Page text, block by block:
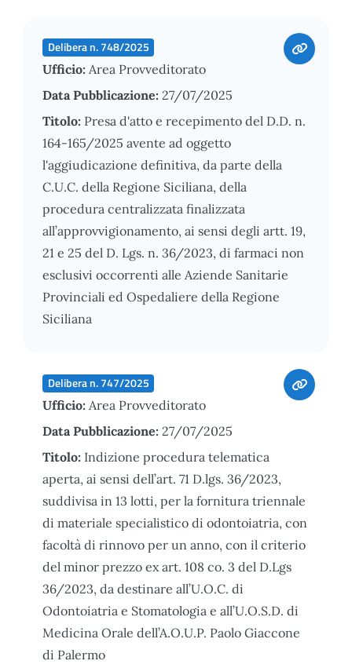
Delibera n. 748/2025
Ufficio: Area Provveditorato
Data Pubblicazione: 27/07/2025
Titolo: Presa d'atto e recepimento del D.D. n.
164-165/2025 avente ad oggetto
l'aggiudicazione definitiva, da parte della
C.U.C. della Regione Siciliana, della
procedura centralizzata finalizzata
all’approvvigionamento, ai sensi degli artt. 19,
21 e 25 del D. Lgs. n. 36/2023, di farmaci non
esclusivi occorrenti alle Aziende Sanitarie
Provinciali ed Ospedaliere della Regione
Siciliana
Delibera n. 747/2025
Ufficio: Area Provveditorato
Data Pubblicazione: 27/07/2025
Titolo: Indizione procedura telematica
aperta, ai sensi dell’art. 71 D.lgs. 36/2023,
suddivisa in 13 lotti, per la fornitura triennale
di materiale specialistico di odontoiatria, con
facoltà di rinnovo per un anno, con il criterio
del minor prezzo ex art. 108 co. 3 del D.Lgs
36/2023, da destinare all’U.O.C. di
Odontoiatria e Stomatologia e all’U.O.S.D. di
Medicina Orale dell’A.O.U.P. Paolo Giaccone
di Palermo